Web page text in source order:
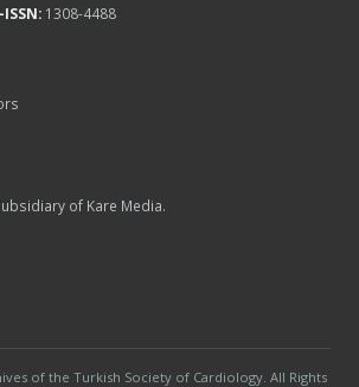
ISSN:1308-4488
of Kare Media.
of the Turkish Society of Cardiology. All Rights